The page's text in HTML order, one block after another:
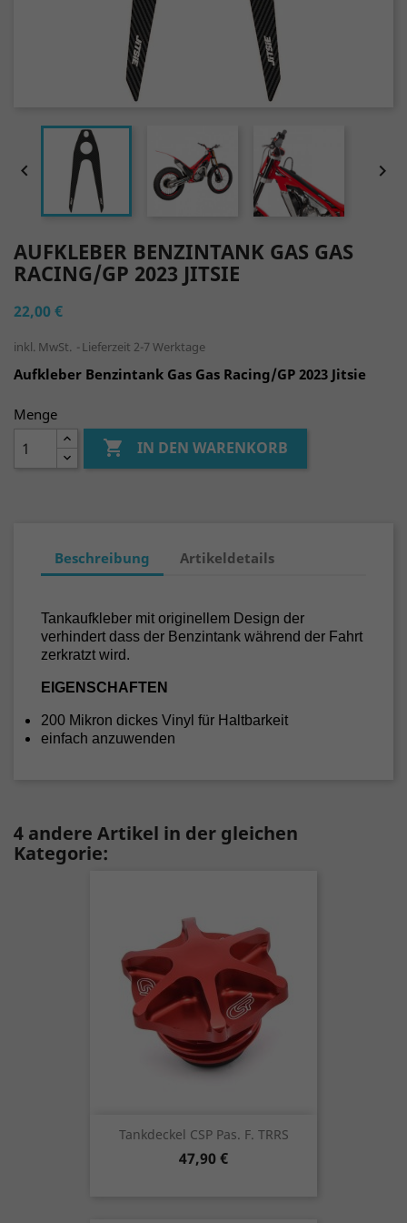
 
AUFKLEBER BENZINTANK GAS GAS
RACING/GP 2023 JITSIE
22,00 €
inkl. MwSt. Lieferzeit 2-7 Werktage
Aufkleber Benzintank Gas Gas Racing/GP 2023 Jitsie
Menge
 IN DEN WARENKORB
Beschreibung Artikeldetails
Tankaufkleber mit originellem Design der
verhindert dass der Benzintank während der Fahrt
zerkratzt wird.
EIGENSCHAFTEN
200 Mikron dickes Vinyl für Haltbarkeit
einfach anzuwenden
4 andere Artikel in der gleichen
Kategorie:
Tankdeckel CSP Pas. F. TRRS
Preis
47,90 €